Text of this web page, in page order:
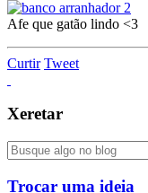
Afe que gatão lindo <3
Curtir Tweet
Xeretar
Trocar uma ideia